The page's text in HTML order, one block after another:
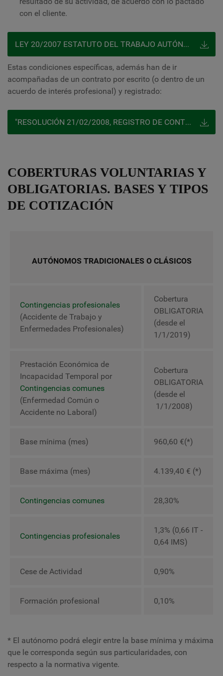
con el cliente.
LEY 20/2007 ESTATUTO DEL TRABAJO AUTÓNOMO - TRADE
Estas condiciones específicas, además han de ir
acompañadas de un contrato por escrito (o dentro de un
acuerdo de interés profesional) y registrado:
"RESOLUCIÓN 21/02/2008, REGISTRO DE CONTRATOS CONCERTADOS POR LOS TRABAJADORES ECONOMICAMENTE DEPENDIENTES"
COBERTURAS VOLUNTARIAS Y
OBLIGATORIAS. BASES Y TIPOS
DE COTIZACIÓN
AUTÓNOMOS TRADICIONALES O CLÁSICOS
Contingencias profesionales
(Accidente de Trabajo y
Enfermedades Profesionales)
Cobertura
OBLIGATORIA
(desde el
1/1/2019)
Prestación Económica de
Incapacidad Temporal por
Contingencias comunes
(Enfermedad Común o
Accidente no Laboral)
Cobertura
OBLIGATORIA
(desde el
1/1/2008)
Base mínima (mes) 960,60 €(*)
Base máxima (mes) 4.139,40 € (*)
Contingencias comunes 28,30%
Contingencias profesionales
1,3% (0,66 IT -
0,64 IMS)
Cese de Actividad 0,90%
Formación profesional 0,10%
* El autónomo podrá elegir entre la base mínima y máxima
que le corresponda según sus particularidades, con
respecto a la normativa vigente.